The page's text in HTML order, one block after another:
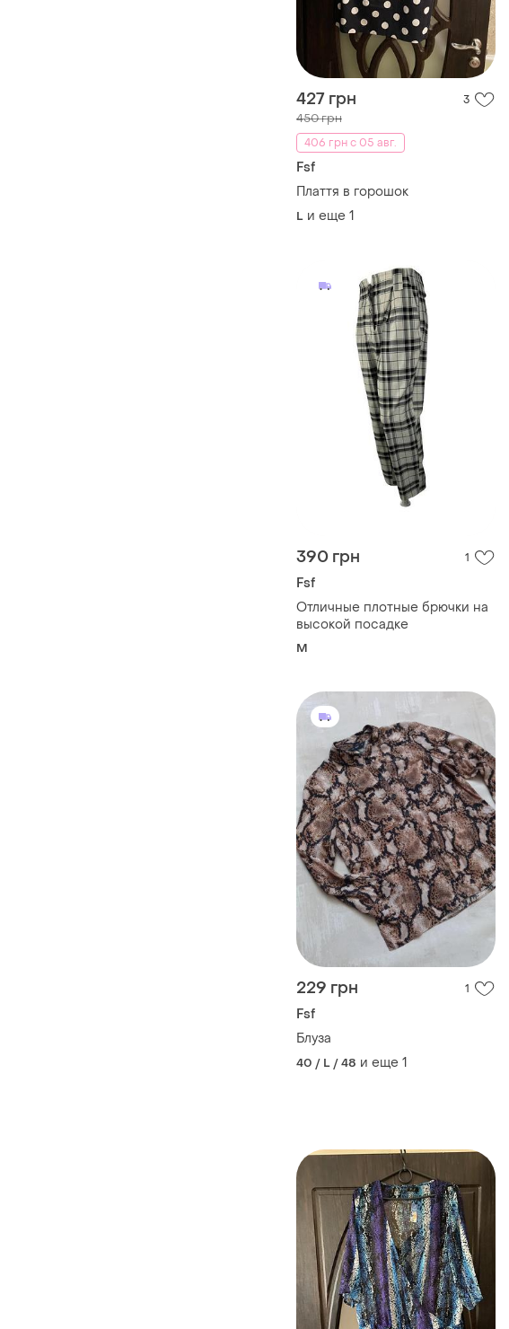
427 грн 3
450 грн
406 грн с 05 авг.
Fsf
Плаття в горошок
L и еще 1
390 грн 1
Fsf
Отличные плотные брючки на
высокой посадке
M
229 грн 1
Fsf
Блуза
40 / L / 48 и еще 1